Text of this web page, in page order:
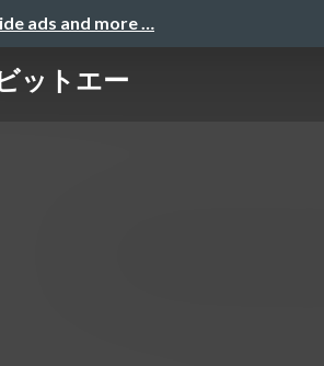
ads and more …
ットエー